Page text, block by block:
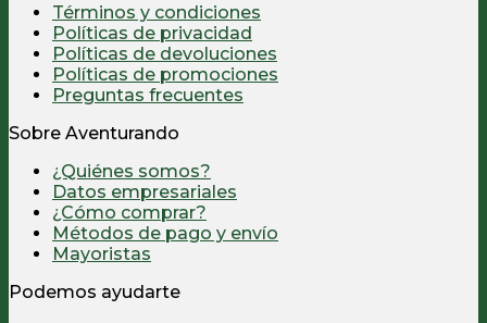
Términos y condiciones
Políticas de privacidad
Políticas de devoluciones
Políticas de promociones
Preguntas frecuentes
Sobre Aventurando
¿Quiénes somos?
Datos empresariales
¿Cómo comprar?
Métodos de pago y envío
Mayoristas
Podemos ayudarte